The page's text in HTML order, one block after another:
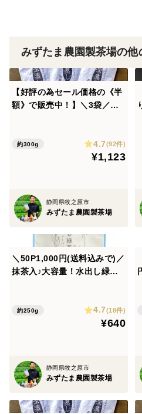
ちいただいてからお飲みくだ
＝＝ICEの場合＝＝
5gの茶葉に、お水を約500ml
あくまで目安となります。
100g
窒素充填・適温保存
＝＝＝＝＝＝＝＝＝＝＝＝＝
▼注意事項▼
い場合、送料はお得になりま
こちらでご注文内容の調整
例）①【合わせ買い・3袋セ
茶 静岡 牧之原 茶葉 100g
②【メール便】太陽さんさ
みずたま農園製茶場の他
【好評の為セール価格の《半
額》で販売中！】＼3袋／ゴ
約300g 4.7(92件)
¥1,123
静岡県牧之原市
みずたま農園製茶場
＼50P1,000円(送料込みで)／
抹茶入♪大容量！水出し緑茶
茶 産地直送 農家
約250g 4.7(18件)
¥640
静岡県牧之原市
みずたま農園製茶場